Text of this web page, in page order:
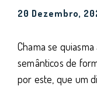
20 Dezembro,
Chama se
semânticos de
por este, que um